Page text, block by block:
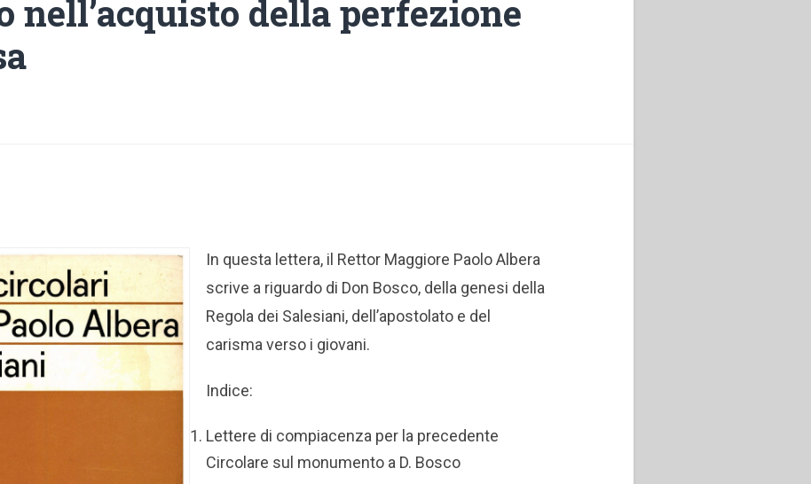
nell’acquisto della perfezione
In questa lettera, il Rettor Maggiore Paolo Albera
scrive a riguardo di Don Bosco, della genesi della
Regola dei Salesiani, dell’apostolato e del
carisma verso i giovani.
Indice:
Lettere di compiacenza per la precedente
Circolare sul monumento a D. Bosco